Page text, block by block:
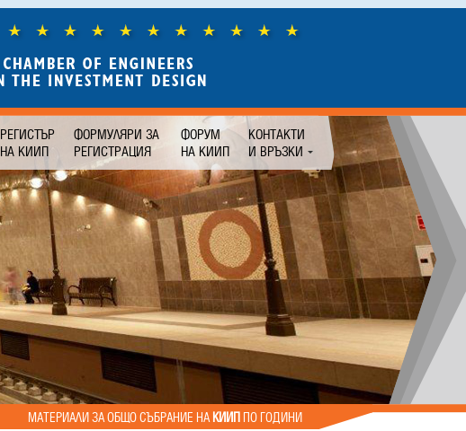
РЕГИСТЪР
НА КИИП
ФОРМУЛЯРИ ЗА
РЕГИСТРАЦИЯ
ФОРУМ
НА КИИП
КОНТАКТИ
И ВРЪЗКИ
МАТЕРИАЛИ ЗА ОБЩО СЪБРАНИЕ НАКИИППО ГОДИНИ